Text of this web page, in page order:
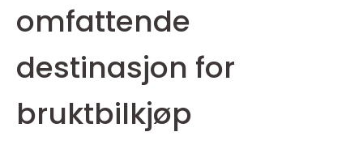
omfattende
destinasjon for
bruktbilkjøp